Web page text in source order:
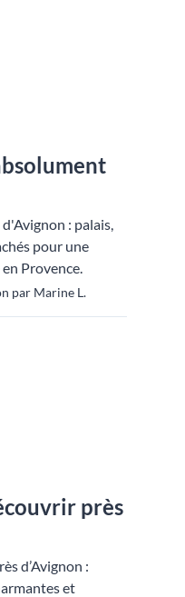
: palais,
pour une
Provence.
par Marine L.
près
d’Avignon :
et